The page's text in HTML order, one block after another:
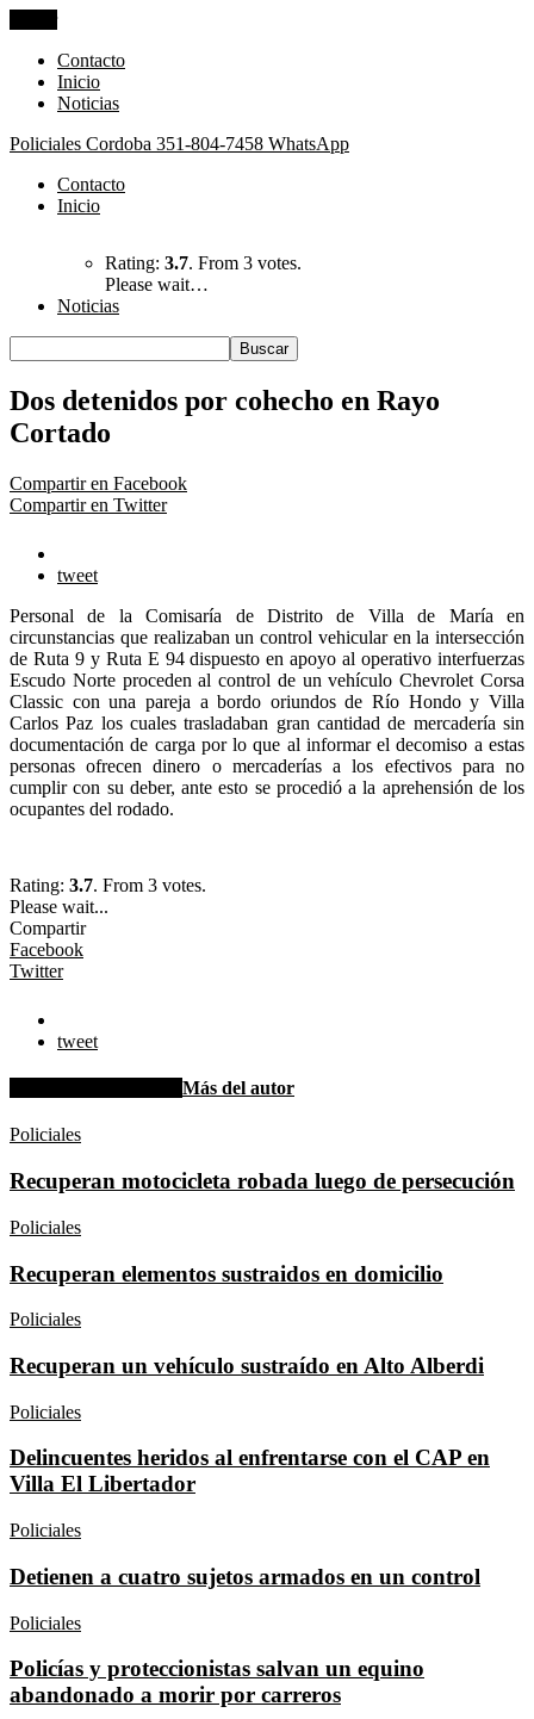
Contacto
Inicio
Noticias
Policiales Cordoba 351-804-7458 WhatsApp
Contacto
Inicio
Rating: 3.7. From 3 votes.
Please wait…
Noticias
Dos detenidos por cohecho en Rayo
Cortado
Compartir en Facebook
Compartir en Twitter
tweet
Personal de la Comisaría de Distrito de Villa de María en
circunstancias que realizaban un control vehicular en la intersección
de Ruta 9 y Ruta E 94 dispuesto en apoyo al operativo interfuerzas
Escudo Norte proceden al control de un vehículo Chevrolet Corsa
Classic con una pareja a bordo oriundos de Río Hondo y Villa
Carlos Paz los cuales trasladaban gran cantidad de mercadería sin
documentación de carga por lo que al informar el decomiso a estas
personas ofrecen dinero o mercaderías a los efectivos para no
cumplir con su deber, ante esto se procedió a la aprehensión de los
ocupantes del rodado.
Rating: 3.7. From 3 votes.
Please wait...
Compartir
Facebook
Twitter
tweet
Más del autor
Policiales
Recuperan motocicleta robada luego de persecución
Policiales
Recuperan elementos sustraidos en domicilio
Policiales
Recuperan un vehículo sustraído en Alto Alberdi
Policiales
Delincuentes heridos al enfrentarse con el CAP en
Villa El Libertador
Policiales
Detienen a cuatro sujetos armados en un control
Policiales
Policías y proteccionistas salvan un equino
abandonado a morir por carreros